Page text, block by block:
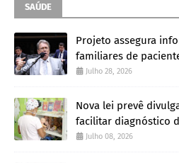
SAÚDE
Projeto assegura
familiares de
Julho 28, 2026
Nova lei prevê
facilitar diagnóstico
Julho 08, 2026